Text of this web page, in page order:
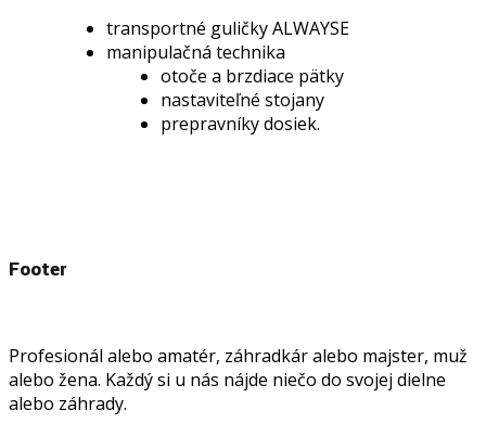
transportné guličky ALWAYSE
manipulačná technika
otoče a brzdiace pätky
nastaviteľné stojany
prepravníky dosiek.
Footer
Profesionál alebo amatér, záhradkár alebo majster, muž
alebo žena. Každý si u nás nájde niečo do svojej dielne
alebo záhrady.